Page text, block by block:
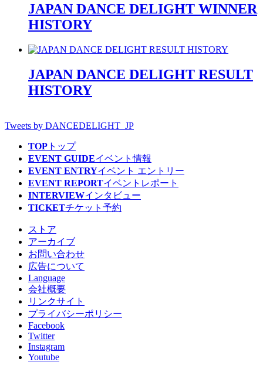
JAPAN DANCE DELIGHT WINNER
HISTORY
JAPAN DANCE DELIGHT RESULT
HISTORY
Tweets by DANCEDELIGHT_JP
TOP トップ
EVENT GUIDEイベント情報
EVENT ENTRYイベント エントリー
EVENT REPORTイベントレポート
INTERVIEWインタビュー
TICKETチケット予約
ストア
アーカイブ
お問い合わせ
広告について
Language
会社概要
リンクサイト
プライバシーポリシー
Facebook
Twitter
Instagram
Youtube